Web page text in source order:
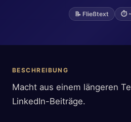
📝 Fließtext ⏱
BESCHREIBUNG
Macht aus einem längeren
LinkedIn-Beiträge.